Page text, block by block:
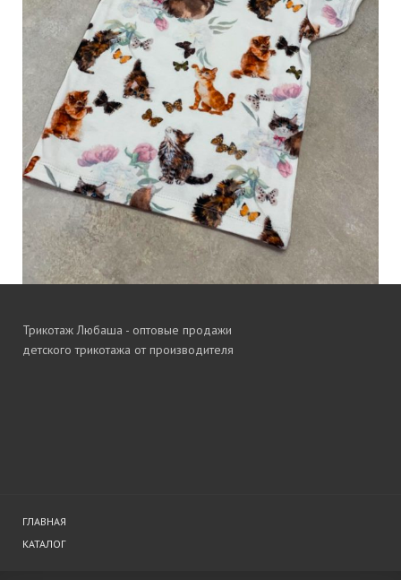
Трикотаж Любаша - оптовые продажи
детского трикотажа от производителя
ГЛАВНАЯ
КАТАЛОГ